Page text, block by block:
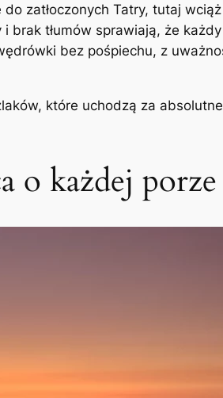
zatłoczonych Tatry, tutaj
brak tłumów sprawiają, że
bez pośpiechu, z
które uchodzą za
o każdej